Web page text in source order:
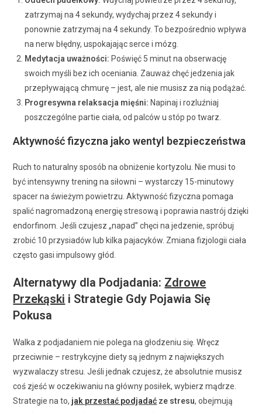
zatrzymaj na 4 sekundy, wydychaj przez 4 sekundy i
ponownie zatrzymaj na 4 sekundy. To bezpośrednio wpływa
na nerw błędny, uspokajając serce i mózg.
Medytacja uważności: Poświęć 5 minut na obserwację
swoich myśli bez ich oceniania. Zauważ chęć jedzenia jak
przepływającą chmurę – jest, ale nie musisz za nią podążać.
Progresywna relaksacja mięśni: Napinaj i rozluźniaj
poszczególne partie ciała, od palców u stóp po twarz.
Aktywność fizyczna jako wentyl bezpieczeństwa
Ruch to naturalny sposób na obniżenie kortyzolu. Nie musi to
być intensywny trening na siłowni – wystarczy 15-minutowy
spacer na świeżym powietrzu. Aktywność fizyczna pomaga
spalić nagromadzoną energię stresową i poprawia nastrój dzięki
endorfinom. Jeśli czujesz „napad” chęci na jedzenie, spróbuj
zrobić 10 przysiadów lub kilka pajacyków. Zmiana fizjologii ciała
często gasi impulsowy głód.
Alternatywy dla Podjadania: Zdrowe
Przekąski i Strategie Gdy Pojawia Się
Pokusa
Walka z podjadaniem nie polega na głodzeniu się. Wręcz
przeciwnie – restrykcyjne diety są jednym z największych
wyzwalaczy stresu. Jeśli jednak czujesz, że absolutnie musisz
coś zjeść w oczekiwaniu na główny posiłek, wybierz mądrze.
Strategie na to, jak przestać podjadać ze stresu, obejmują